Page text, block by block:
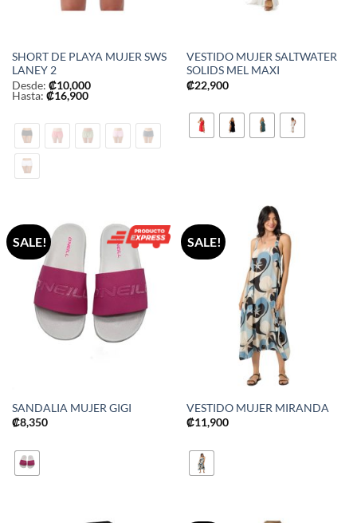
SHORT DE PLAYA MUJER SWS
LANEY 2
Desde: ₡10,000
Hasta: ₡16,900
VESTIDO MUJER SALTWATER
SOLIDS MEL MAXI
₡22,900
SALE!
SANDALIA MUJER GIGI
₡8,350
SALE!
VESTIDO MUJER MIRANDA
₡11,900